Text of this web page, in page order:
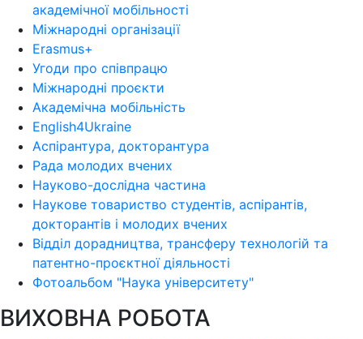
академічної мобільності
Міжнародні організації
Erasmus+
Угоди про співпрацю
Міжнародні проєкти
Академічна мобільність
English4Ukraine
Аспірантура, докторантура
Рада молодих вчених
Науково-дослідна частина
Наукове товариство студентів, аспірантів,
докторантів і молодих вчених
Відділ дорадництва, трансферу технологій та
патентно-проєктної діяльності
Фотоальбом "Наука університету"
ВИХОВНА РОБОТА